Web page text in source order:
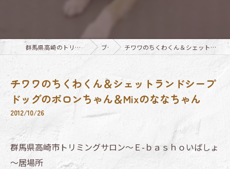
群馬県高崎のトリミングならTrimming Salon E-basho ブログ チワワのちくわくん＆シェットランドシープドッグのポロンちゃん＆Mixのななちゃん
チワワのちくわくん＆シェットランドシープ
ドッグのポロンちゃん＆Mixのななちゃん
2012/10/26
群馬県高崎市トリミングサロン～Ｅ-ｂａｓｈｏいばしょ
～居場所